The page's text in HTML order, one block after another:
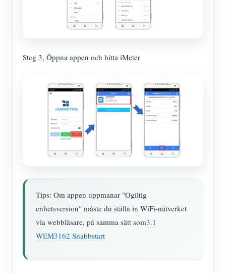
Steg 3, Öppna appen och hitta iMeter
Tips: Om appen uppmanar "Ogiltig
enhetsversion" måste du ställa in WiFi-nätverket
via webbläsare, på samma sätt som3.1
WEM3162 Snabbstart